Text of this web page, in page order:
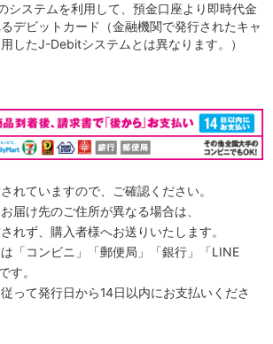
システムを利用して、預金口座より即時代金
デビットカード（金融機関で発行されたキャ
したJ-Debitシステムとは異なります。）
れていますので、ご確認ください。
届け先のご住所が異なる場合は、
れず、購入者様へお送りいたします。
「コンビニ」「郵便局」「銀行」「LINE
す。
って発行日から14日以内にお支払いくださ